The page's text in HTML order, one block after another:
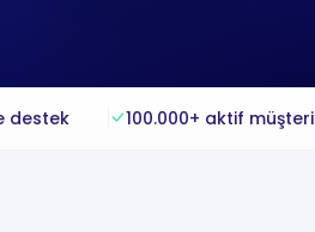
destek 100.000+ aktif müşteri